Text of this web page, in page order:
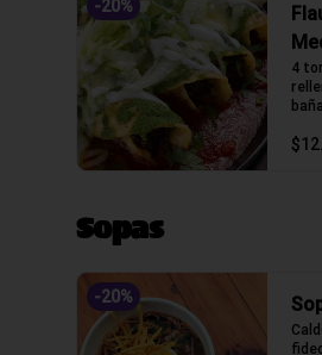
-20%
4
Sopas
-20%